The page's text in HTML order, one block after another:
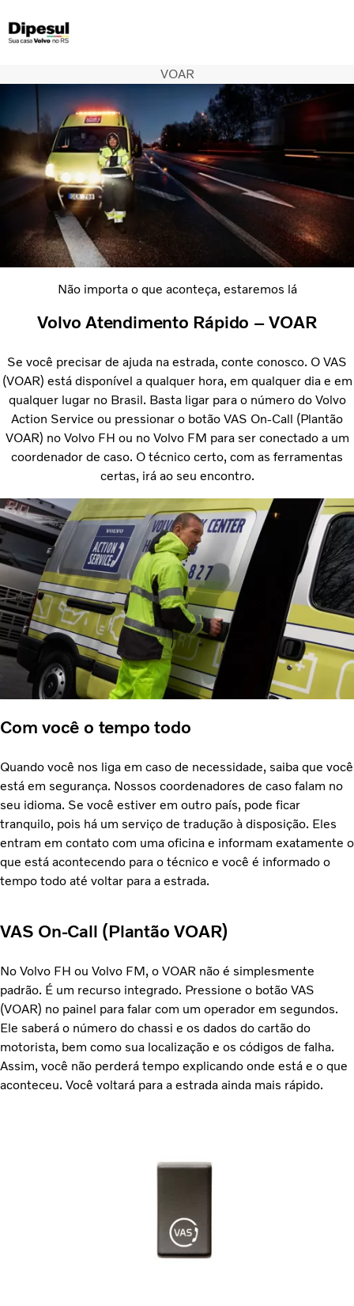
Caminhões
Serviços
QUEM SOMOS
Soluções Financeiras
CONCESSIONARIAS
ÔNIBUS
Portal de Privacidade
VOAR
Não importa o que aconteça, estaremos lá
Volvo Atendimento Rápido – VOAR
Se você precisar de ajuda na estrada, conte conosco. O VAS
(VOAR) está disponível a qualquer hora, em qualquer dia e em
qualquer lugar no Brasil. Basta ligar para o número do Volvo
Action Service ou pressionar o botão VAS On-Call (Plantão
VOAR) no Volvo FH ou no Volvo FM para ser conectado a um
coordenador de caso. O técnico certo, com as ferramentas
certas, irá ao seu encontro.
Com você o tempo todo
Quando você nos liga em caso de necessidade, saiba que você
está em segurança. Nossos coordenadores de caso falam no
seu idioma. Se você estiver em outro país, pode ficar
tranquilo, pois há um serviço de tradução à disposição. Eles
entram em contato com uma oficina e informam exatamente o
que está acontecendo para o técnico e você é informado o
tempo todo até voltar para a estrada.
VAS On-Call (Plantão VOAR)
No Volvo FH ou Volvo FM, o VOAR não é simplesmente
padrão. É um recurso integrado. Pressione o botão VAS
(VOAR) no painel para falar com um operador em segundos.
Ele saberá o número do chassi e os dados do cartão do
motorista, bem como sua localização e os códigos de falha.
Assim, você não perderá tempo explicando onde está e o que
aconteceu. Você voltará para a estrada ainda mais rápido.